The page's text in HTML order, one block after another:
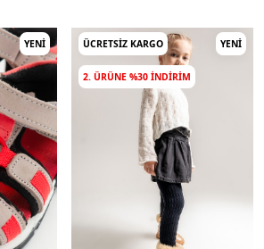
YENI ÜCRETSIZ KARGO YENI
2. ÜRÜNE %30 INDIRIM